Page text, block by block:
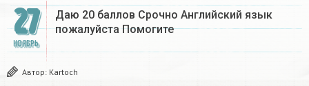
27
НОЯБРЬ
Даю 20 баллов Срочно Английский язык
пожалуйста Помогите
Автор: Kartoch